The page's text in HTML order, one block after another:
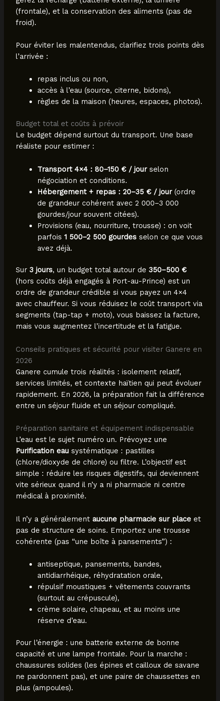
(frontale), et la conservation des aliments (pas de
froid).
Pour éviter les malentendus, clarifiez trois points dès
l’arrivée :
repas inclus ou non,
accès à l’eau (source, citerne, bidons),
règles de la maison (heures, espaces, photos).
Budget total et coûts à prévoir
Le budget dépend surtout du transport. Une base
réaliste pour estimer :
Transport 4×4 : 80–150 € / jourselon
négociation et conditions.
Hébergement + repas : 20–35 € / jour(ordre
de grandeur cohérent avec 2 000–3 000
gourdes/jour souvent citées).
Provisions (eau, nourriture, trousse) : on voit
parfois 1 500–2 500 gourdesselon ce que vous
avez déjà.
Sur 3 jours, un budget total autour de 350–500 €
(hors coûts déjà engagés à Port-au-Prince) est un
ordre de grandeur crédible si vous payez un 4×4
avec chauffeur. Si vous réduisez le coût transport via
segments (tap-tap + moto), vous baissez la facture,
mais vous augmentez l’incertitude et la fatigue.
Conseils pratiques et sécurité pour visiter Ganere en
2026
Ganere cumule trois réalités : isolement relatif,
services limités, et contexte haïtien qui peut évoluer
rapidement. En 2026, la préparation fait la différence
entre un séjour fluide et un séjour compliqué.
Préparation sanitaire et équipement indispensable
L’eau est le sujet numéro un. Prévoyez une
Purification eausystématique : pastilles
(chlore/dioxyde de chlore) ou filtre. L’objectif est
simple : réduire les risques digestifs, qui deviennent
vite sérieux quand il n’y a ni pharmacie ni centre
médical à proximité.
Il n’y a généralement aucune pharmacie sur placeet
pas de structure de soins. Emportez une trousse
cohérente (pas “une boîte à pansements”) :
antiseptique, pansements, bandes,
antidiarrhéique, réhydratation orale,
répulsif moustiques + vêtements couvrants
(surtout au crépuscule),
crème solaire, chapeau, et au moins une
réserve d’eau.
Pour l’énergie : une batterie externe de bonne
capacité et une lampe frontale. Pour la marche :
chaussures solides (les épines et cailloux de savane
ne pardonnent pas), et une paire de chaussettes en
plus (ampoules).